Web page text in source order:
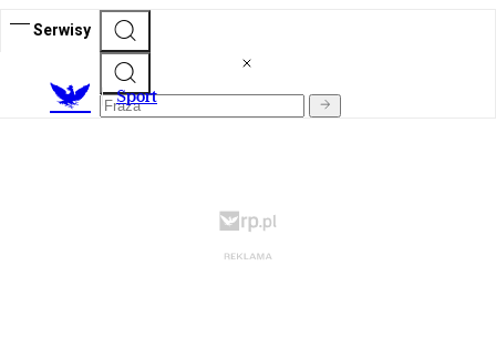
Serwisy
Sport